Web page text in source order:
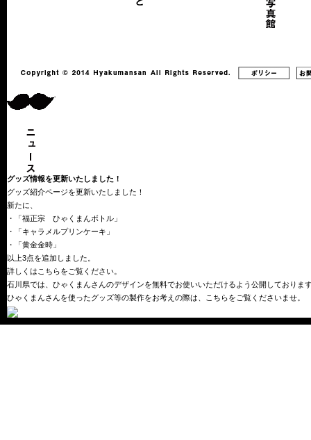
グッズ情報を更新いたしました！
グッズ紹介ページを更新いたしました！
新たに、
・「福正宗 ひゃくまんボトル」
・「キャラメルプリンケーキ」
・「黄金金時」
以上3点を追加しました。
詳しくは こちらをご覧ください。
石川県では、ひゃくまんさんのデザインを無料でお使いいただけるよう公開しておりま
ひゃくまんさんを使ったグッズ等の製作をお考えの際は、
こちらをご覧くださいませ。